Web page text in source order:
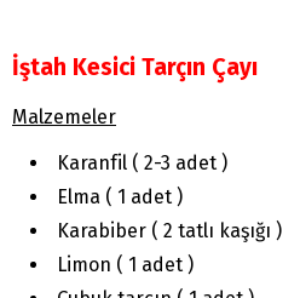
İştah Kesici Tarçın Çayı
Malzemeler
Karanfil ( 2-3 adet )
Elma ( 1 adet )
Karabiber ( 2 tatlı kaşığı )
Limon ( 1 adet )